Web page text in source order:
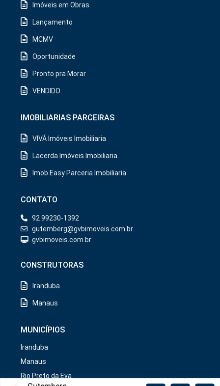
Imóveis em Obras
Lançamento
MCMV
Oportunidade
Pronto pra Morar
VENDIDO
IMOBILIARIAS PARCEIRAS
VIVÁ Imóveis Imobiliaria
Lacerda Imóveis Imobiliaria
Imob Easy Parceria Imobiliaria
CONTATO
92 99230-1392
gutemberg@gvbimoveis.com.br
gvbimoveis.com.br
CONSTRUTORAS
Iranduba
Manaus
MUNICÍPIOS
Iranduba
Manaus
Rio Preto da Eva